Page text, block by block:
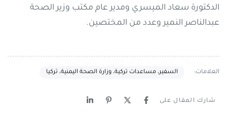
الدكتورة سعاد الميسري ومدير عام مكتب وزير الصحة
عبدالناصر النمير وعدد من المختصين.
العلامات: السفير، مساعدات تركية، وزارة الصحة اليمنية، تركيا
شارك المقال على